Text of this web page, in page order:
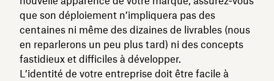
que son déploiement n’impliquera pas des
centaines ni même des dizaines de livrables (nous
en reparlerons un peu plus tard) ni des concepts
fastidieux et difficiles à développer.
L’identité de votre entreprise doit être facile à